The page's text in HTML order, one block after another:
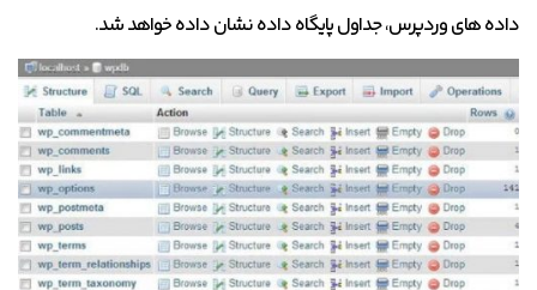
داده های وردپرس، جداول پایگاه داده نشان داده خواهد شد.